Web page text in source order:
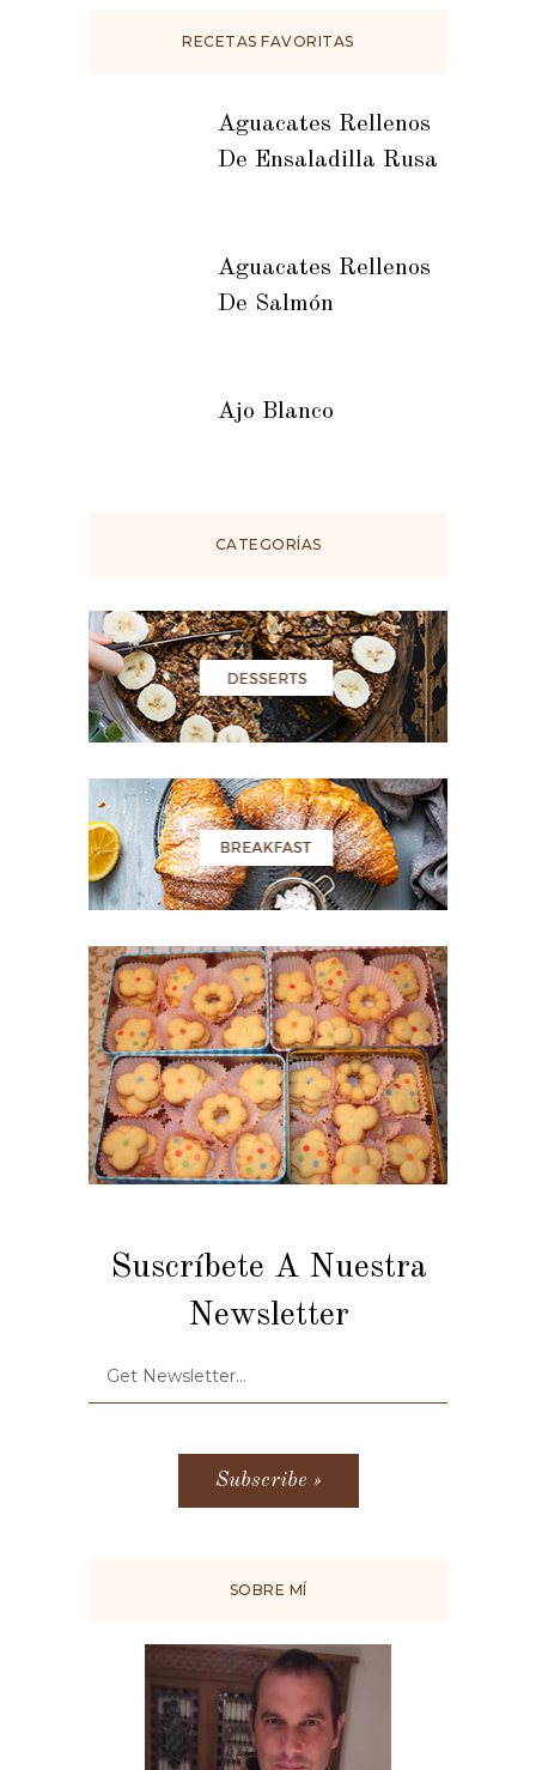
RECETAS FAVORITAS
Aguacates Rellenos
De Ensaladilla Rusa
Aguacates Rellenos
De Salmón
Ajo Blanco
CATEGORÍAS
Suscríbete A Nuestra
Newsletter
SOBRE MÍ